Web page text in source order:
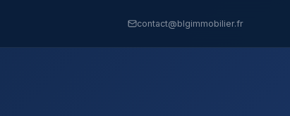
contact@blgimmobilier.fr